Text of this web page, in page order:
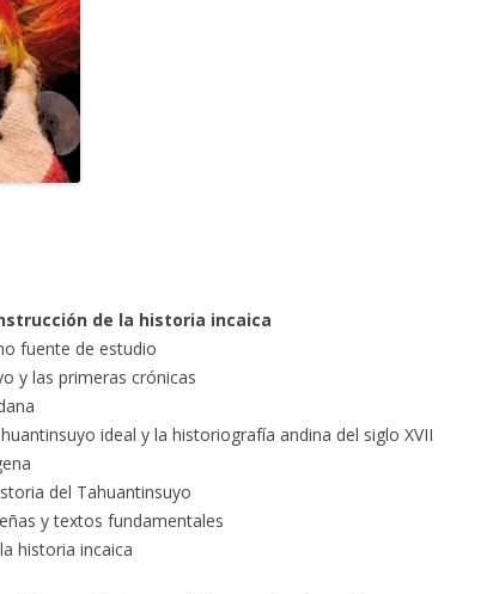
de la historia incaica
fuente de estudio
y las primeras crónicas
ideal y la historiografía andina del siglo XVII
del Tahuantinsuyo
y textos fundamentales
historia incaica